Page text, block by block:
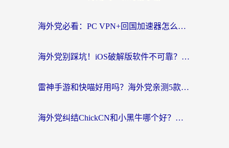
海外党必看：PC VPN+回国加速器怎么选？无缝访问国内资源全攻略
海外党别踩坑！iOS破解版软件不可靠？教你选对回国加速器无缝看国内资源
雷神手游和快喵好用吗？海外党亲测5款回国加速器，附斧牛Bling对比+微信视频号解决办法
海外党纠结ChickCN和小黑牛哪个好？一篇帮你选对回国加速器的实用指南